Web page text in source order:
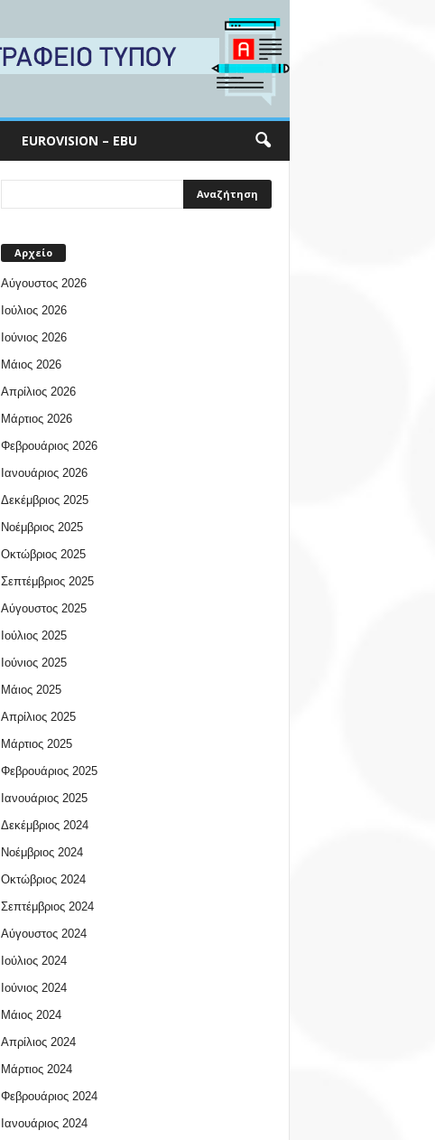
EUROVISION – EBU
Αρχείο
Αύγουστος 2026
Ιούλιος 2026
Ιούνιος 2026
Μάιος 2026
Απρίλιος 2026
Μάρτιος 2026
Φεβρουάριος 2026
Ιανουάριος 2026
Δεκέμβριος 2025
Νοέμβριος 2025
Οκτώβριος 2025
Σεπτέμβριος 2025
Αύγουστος 2025
Ιούλιος 2025
Ιούνιος 2025
Μάιος 2025
Απρίλιος 2025
Μάρτιος 2025
Φεβρουάριος 2025
Ιανουάριος 2025
Δεκέμβριος 2024
Νοέμβριος 2024
Οκτώβριος 2024
Σεπτέμβριος 2024
Αύγουστος 2024
Ιούλιος 2024
Ιούνιος 2024
Μάιος 2024
Απρίλιος 2024
Μάρτιος 2024
Φεβρουάριος 2024
Ιανουάριος 2024